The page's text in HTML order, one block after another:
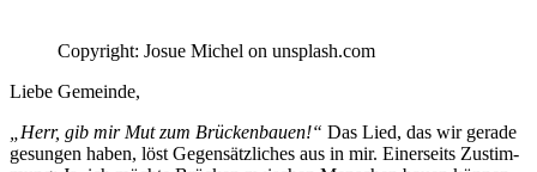
Copy­right: Josue Michel on unsplash.com
Liebe Gemeinde,
„Herr, gib mir Mut zum Brück­en­bauen!“ Das Lied, das wir ger­ade
gesun­gen haben, löst Gegen­sät­zlich­es aus in mir. Ein­er­seits Zus­tim­